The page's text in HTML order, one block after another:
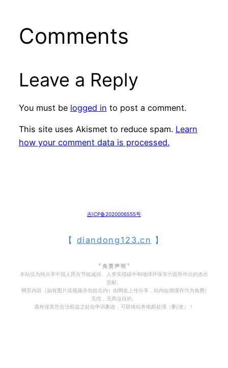
Comments
Leave a Reply
You must be logged in to post a comment.
This site uses Akismet to reduce spam. Learn
how your comment data is processed.
吉ICP备2020006555号
【 diandong123.cn 】
⌜ 免 责 声 明 ⌝
本站仅为纯分享中国人民在节能减排、人类实现碳中和地球环保等方面所作出的杰出
贡献。
网页内容（如有图片或视频亦包括在内）由网友上传分享，站内短期缓存均为免费/
无偿，无商业目的。
遇有侵害您合法权益之处欲申诉删改，可联络站务电邮处理（删/改）！